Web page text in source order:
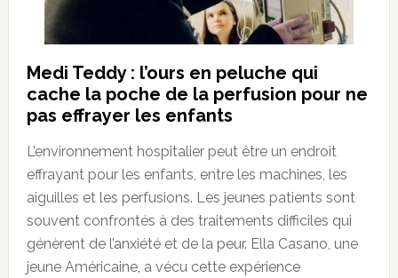
Medi Teddy : l’ours en peluche qui
cache la poche de la perfusion pour ne
pas effrayer les enfants
L’environnement hospitalier peut être un endroit
effrayant pour les enfants, entre les machines, les
aiguilles et les perfusions. Les jeunes patients sont
souvent confrontés à des traitements difficiles qui
génèrent de l’anxiété et de la peur. Ella Casano, une
jeune Américaine, a vécu cette expérience